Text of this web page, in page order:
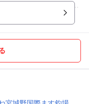
ような化石… 新しいも